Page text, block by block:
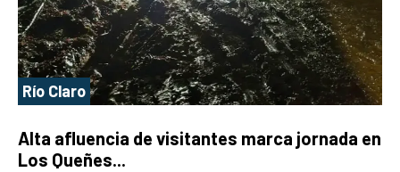
Río Claro
Alta afluencia de visitantes marca jornada en
Los Queñes...